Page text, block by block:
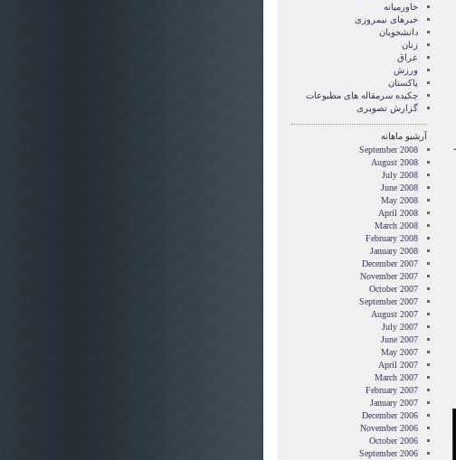
خاورمیانه
خبرهای نیمروزی
دانشجویان
زنان
عراق
ورزش
پاکستان
چکیده سرمقاله های مطبوعات
گزارش تصويری
آرشیو ماهانه
September 2008
August 2008
July 2008
June 2008
May 2008
April 2008
March 2008
February 2008
January 2008
December 2007
November 2007
October 2007
September 2007
August 2007
July 2007
June 2007
May 2007
April 2007
March 2007
February 2007
January 2007
December 2006
November 2006
October 2006
September 2006